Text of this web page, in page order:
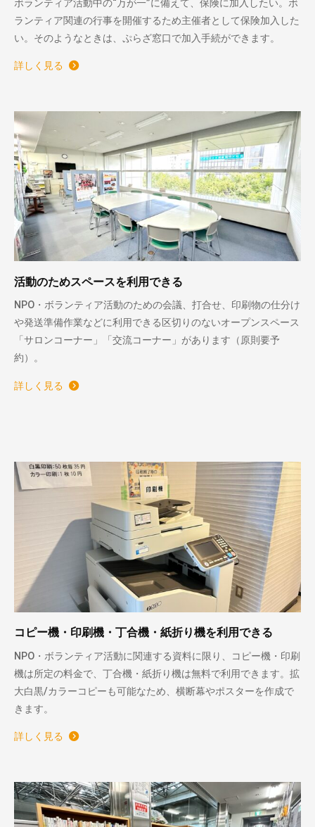
ボランティア活動中の“万が一”に備えて、保険に加入したい。ボ
ランティア関連の行事を開催するため主催者として保険加入した
い。そのようなときは、ぷらざ窓口で加入手続ができます。
詳しく見る
活動のためスペースを利用できる
NPO・ボランティア活動のための会議、打合せ、印刷物の仕分け
や発送準備作業などに利用できる区切りのないオープンスペース
「サロンコーナー」「交流コーナー」があります（原則要予
約）。
詳しく見る
コピー機・印刷機・丁合機・紙折り機を利用できる
NPO・ボランティア活動に関連する資料に限り、コピー機・印刷
機は所定の料金で、丁合機・紙折り機は無料で利用できます。拡
大白黒/カラーコピーも可能なため、横断幕やポスターを作成で
きます。
詳しく見る